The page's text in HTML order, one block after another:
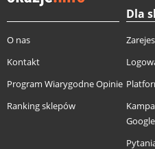
O nas
Kontakt
Program Wiarygodne Opinie
Ranking sklepów
Dla
Google